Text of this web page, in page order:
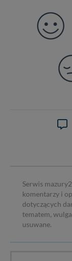
Serwis
komentarzy i
dotyczących
tematem,
usuwane.